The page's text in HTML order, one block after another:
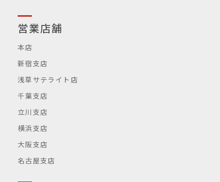
営業店舗
本店
新宿支店
浅草サテライト店
千葉支店
立川支店
横浜支店
大阪支店
名古屋支店